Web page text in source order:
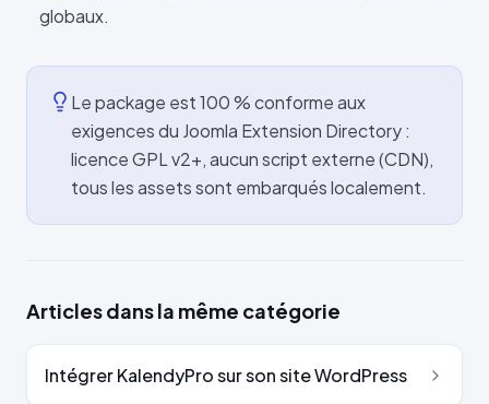
globaux.
Le package est 100 % conforme aux
exigences du Joomla Extension Directory :
licence GPL v2+, aucun script externe (CDN),
tous les assets sont embarqués localement.
Articles dans la même catégorie
Intégrer KalendyPro sur son site WordPress